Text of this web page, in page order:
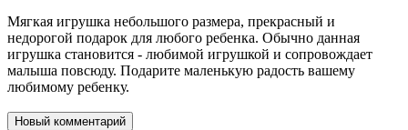
Мягкая игрушка небольшого размера, прекрасный и
недорогой подарок для любого ребенка. Обычно данная
игрушка становится - любимой игрушкой и сопровождает
малыша повсюду. Подарите маленькую радость вашему
любимому ребенку.
Новый комментарий